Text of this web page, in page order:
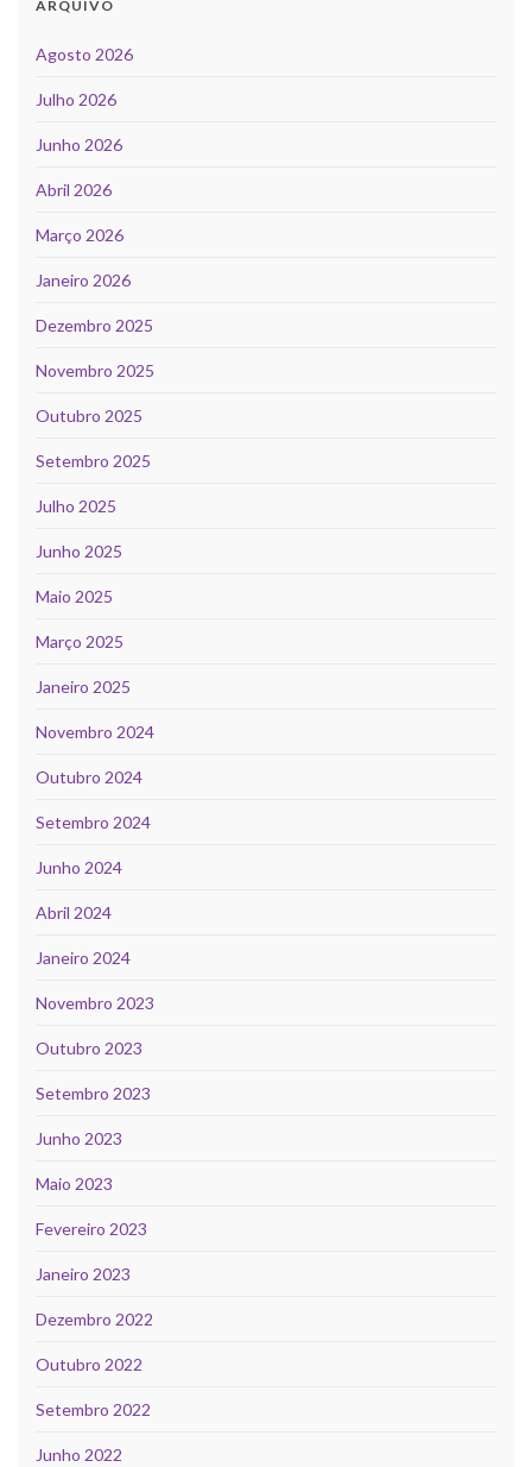
ARQUIVO
Agosto 2026
Julho 2026
Junho 2026
Abril 2026
Março 2026
Janeiro 2026
Dezembro 2025
Novembro 2025
Outubro 2025
Setembro 2025
Julho 2025
Junho 2025
Maio 2025
Março 2025
Janeiro 2025
Novembro 2024
Outubro 2024
Setembro 2024
Junho 2024
Abril 2024
Janeiro 2024
Novembro 2023
Outubro 2023
Setembro 2023
Junho 2023
Maio 2023
Fevereiro 2023
Janeiro 2023
Dezembro 2022
Outubro 2022
Setembro 2022
Junho 2022